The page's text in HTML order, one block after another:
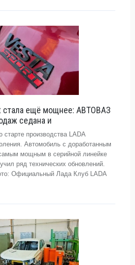
стала ещё мощнее: АВТОВАЗ
седана и
производства LADA
Автомобиль с доработанным
мощным в серийной линейке
ряд технических обновлений.
Официальный Лада Клуб LADA